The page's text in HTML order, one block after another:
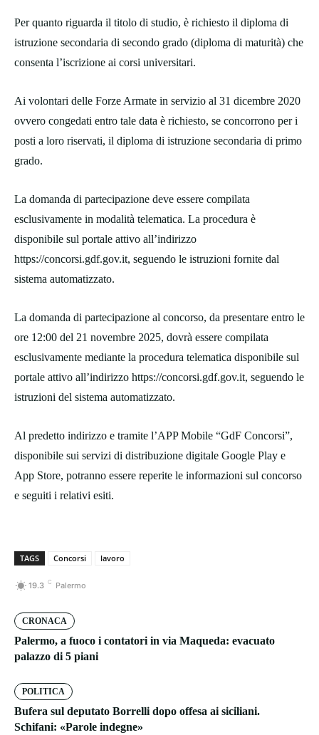
Per quanto riguarda il titolo di studio, è richiesto il diploma di
istruzione secondaria di secondo grado (diploma di maturità) che
consenta l’iscrizione ai corsi universitari.
Ai volontari delle Forze Armate in servizio al 31 dicembre 2020
ovvero congedati entro tale data è richiesto, se concorrono per i
posti a loro riservati, il diploma di istruzione secondaria di primo
grado.
La domanda di partecipazione deve essere compilata
esclusivamente in modalità telematica. La procedura è
disponibile sul portale attivo all’indirizzo
https://concorsi.gdf.gov.it, seguendo le istruzioni fornite dal
sistema automatizzato.
La domanda di partecipazione al concorso, da presentare entro le
ore 12:00 del 21 novembre 2025, dovrà essere compilata
esclusivamente mediante la procedura telematica disponibile sul
portale attivo all’indirizzo https://concorsi.gdf.gov.it, seguendo le
istruzioni del sistema automatizzato.
Al predetto indirizzo e tramite l’APP Mobile “GdF Concorsi”,
disponibile sui servizi di distribuzione digitale Google Play e
App Store, potranno essere reperite le informazioni sul concorso
e seguiti i relativi esiti.
TAGS Concorsi lavoro
19.3 C Palermo
CRONACA
Palermo, a fuoco i contatori in via Maqueda: evacuato
palazzo di 5 piani
POLITICA
Bufera sul deputato Borrelli dopo offesa ai siciliani.
Schifani: «Parole indegne»